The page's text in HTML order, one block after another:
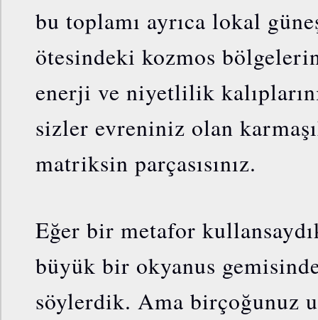
bu toplamı ayrıca lokal
ötesindeki kozmos
enerji ve niyetlilik
sizler evreniniz olan
matriksin parçasısınız.
Eğer bir metafor
büyük bir okyanus
söylerdik. Ama birçoğunuz